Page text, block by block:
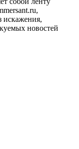
искажения,
новостей